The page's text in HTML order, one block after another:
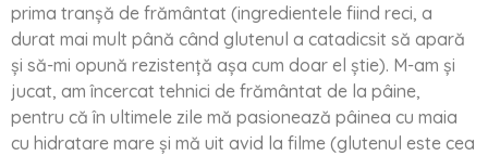
prima tranșă de frământat (ingredientele fiind reci, a
durat mai mult până când glutenul a catadicsit să apară
și să-mi opună rezistență așa cum doar el știe). M-am și
jucat, am încercat tehnici de frământat de la pâine,
pentru că în ultimele zile mă pasionează pâinea cu maia
cu hidratare mare și mă uit avid la filme (glutenul este cea